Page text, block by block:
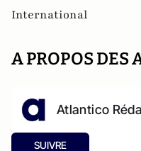
International
A PROPOS DES
Atlantico
SUIVRE